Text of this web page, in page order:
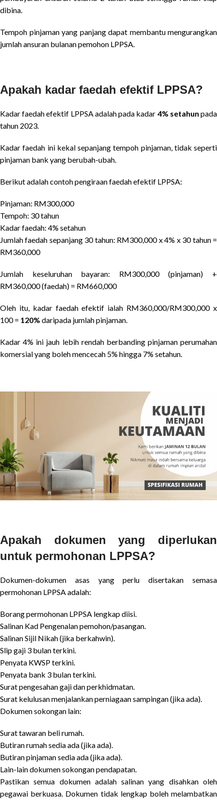
dibina.
Tempoh pinjaman yang panjang dapat membantu mengurangkan
jumlah ansuran bulanan pemohon LPPSA.
Apakah kadar faedah efektif LPPSA?
Kadar faedah efektif LPPSA adalah pada kadar 4% setahun pada
tahun 2023.
Kadar faedah ini kekal sepanjang tempoh pinjaman, tidak seperti
pinjaman bank yang berubah-ubah.
Berikut adalah contoh pengiraan faedah efektif LPPSA:
Pinjaman: RM300,000
Tempoh: 30 tahun
Kadar faedah: 4% setahun
Jumlah faedah sepanjang 30 tahun: RM300,000 x 4% x 30 tahun =
RM360,000
Jumlah keseluruhan bayaran: RM300,000 (pinjaman) +
RM360,000 (faedah) = RM660,000
Oleh itu, kadar faedah efektif ialah RM360,000/RM300,000 x
100 = 120% daripada jumlah pinjaman.
Kadar 4% ini jauh lebih rendah berbanding pinjaman perumahan
komersial yang boleh mencecah 5% hingga 7% setahun.
Apakah dokumen yang diperlukan
untuk permohonan LPPSA?
Dokumen-dokumen asas yang perlu disertakan semasa
permohonan LPPSA adalah:
Borang permohonan LPPSA lengkap diisi.
Salinan Kad Pengenalan pemohon/pasangan.
Salinan Sijil Nikah (jika berkahwin).
Slip gaji 3 bulan terkini.
Penyata KWSP terkini.
Penyata bank 3 bulan terkini.
Surat pengesahan gaji dan perkhidmatan.
Surat kelulusan menjalankan perniagaan sampingan (jika ada).
Dokumen sokongan lain:
Surat tawaran beli rumah.
Butiran rumah sedia ada (jika ada).
Butiran pinjaman sedia ada (jika ada).
Lain-lain dokumen sokongan pendapatan.
Pastikan semua dokumen adalah salinan yang disahkan oleh
pegawai berkuasa. Dokumen tidak lengkap boleh melambatkan